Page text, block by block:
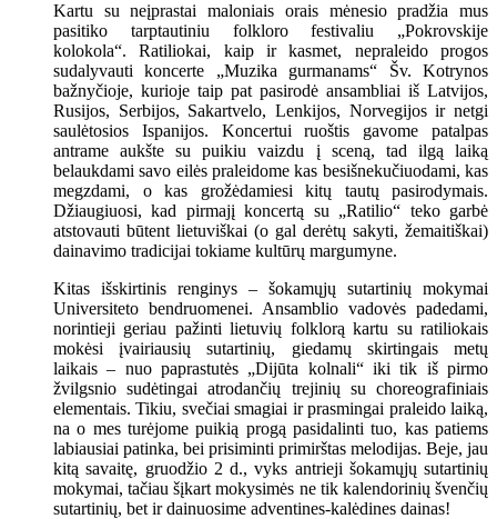
Kartu su neįprastai maloniais orais mėnesio pradžia mus
pasitiko tarptautiniu folkloro festivaliu „Pokrovskije
kolokola“. Ratiliokai, kaip ir kasmet, nepraleido progos
sudalyvauti koncerte „Muzika gurmanams“ Šv. Kotrynos
bažnyčioje, kurioje taip pat pasirodė ansambliai iš Latvijos,
Rusijos, Serbijos, Sakartvelo, Lenkijos, Norvegijos ir netgi
saulėtosios Ispanijos. Koncertui ruoštis gavome patalpas
antrame aukšte su puikiu vaizdu į sceną, tad ilgą laiką
belaukdami savo eilės praleidome kas besišnekučiuodami, kas
megzdami, o kas grožėdamiesi kitų tautų pasirodymais.
Džiaugiuosi, kad pirmajį koncertą su „Ratilio“ teko garbė
atstovauti būtent lietuviškai (o gal derėtų sakyti, žemaitiškai)
dainavimo tradicijai tokiame kultūrų margumyne.
Kitas išskirtinis renginys – šokamųjų sutartinių mokymai
Universiteto bendruomenei. Ansamblio vadovės padedami,
norintieji geriau pažinti lietuvių folklorą kartu su ratiliokais
mokėsi įvairiausių sutartinių, giedamų skirtingais metų
laikais – nuo paprastutės „Dijūta kolnali“ iki tik iš pirmo
žvilgsnio sudėtingai atrodančių trejinių su choreografiniais
elementais. Tikiu, svečiai smagiai ir prasmingai praleido laiką,
na o mes turėjome puikią progą pasidalinti tuo, kas patiems
labiausiai patinka, bei prisiminti primirštas melodijas. Beje, jau
kitą savaitę, gruodžio 2 d., vyks antrieji šokamųjų sutartinių
mokymai, tačiau šįkart mokysimės ne tik kalendorinių švenčių
sutartinių, bet ir dainuosime adventines-kalėdines dainas!